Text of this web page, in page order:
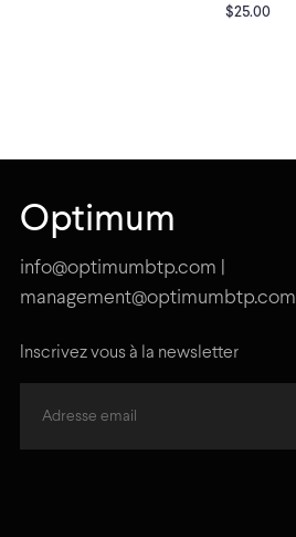
$25.00
Optimum
info@optimumbtp.com |
management@optimumbtp.com
Inscrivez vous à la newsletter